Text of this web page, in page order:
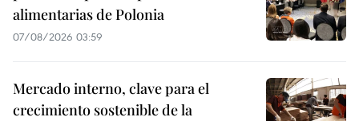
alimentarias de Polonia
07/08/2026 03:59
Mercado interno, clave para el
crecimiento sostenible de la